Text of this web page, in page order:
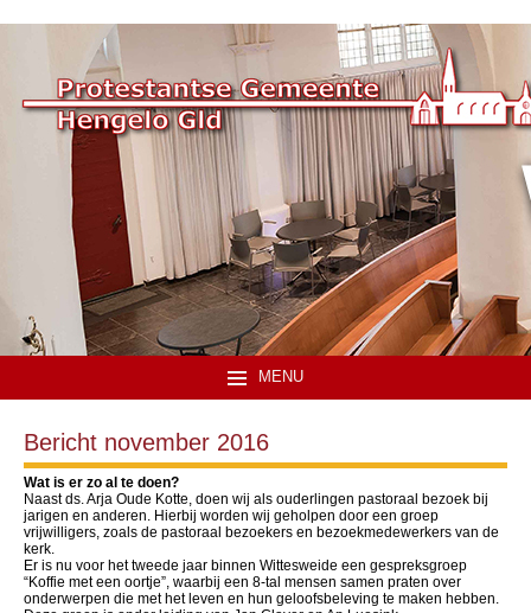
MENU
Bericht november 2016
Wat is er zo al te doen?
Naast ds. Arja Oude Kotte, doen wij als ouderlingen pastoraal bezoek bij
jarigen en anderen. Hierbij worden wij geholpen door een groep
vrijwilligers, zoals de pastoraal bezoekers en bezoekmedewerkers van de
kerk.
Er is nu voor het tweede jaar binnen Wittesweide een gespreksgroep
“Koffie met een oortje”, waarbij een 8-tal mensen samen praten over
onderwerpen die met het leven en hun geloofsbeleving te maken hebben.